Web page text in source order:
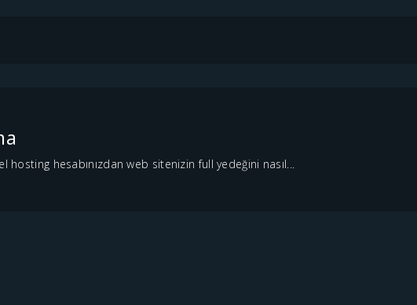
hosting hesabınızdan web sitenizin full yedeğini nasıl...